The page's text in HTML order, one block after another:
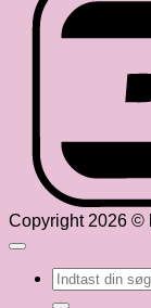
Copyright 2026 ©
Søg
efter: